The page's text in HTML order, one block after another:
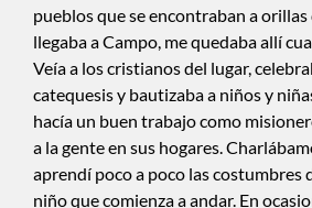
pueblos que se encontraban a
llegaba a Campo, me quedaba allí
Veía a los cristianos del lugar,
catequesis y bautizaba a niños y
hacía un buen trabajo como
a la gente en sus hogares.
aprendí poco a poco las costumbres
niño que comienza a andar. En